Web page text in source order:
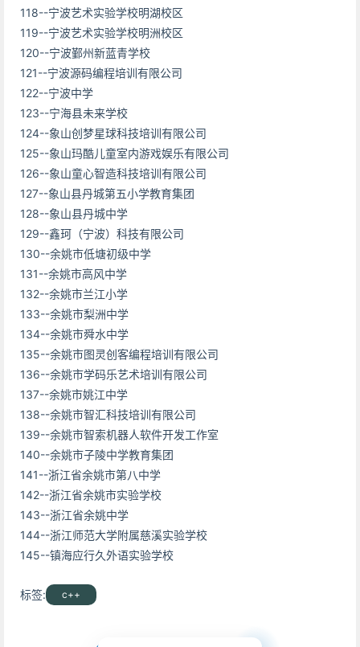
118--宁波艺术实验学校明湖校区
119--宁波艺术实验学校明洲校区
120--宁波鄞州新蓝青学校
121--宁波源码编程培训有限公司
122--宁波中学
123--宁海县未来学校
124--象山创梦星球科技培训有限公司
125--象山玛酷儿童室内游戏娱乐有限公司
126--象山童心智造科技培训有限公司
127--象山县丹城第五小学教育集团
128--象山县丹城中学
129--鑫珂（宁波）科技有限公司
130--余姚市低塘初级中学
131--余姚市高风中学
132--余姚市兰江小学
133--余姚市梨洲中学
134--余姚市舜水中学
135--余姚市图灵创客编程培训有限公司
136--余姚市学码乐艺术培训有限公司
137--余姚市姚江中学
138--余姚市智汇科技培训有限公司
139--余姚市智索机器人软件开发工作室
140--余姚市子陵中学教育集团
141--浙江省余姚市第八中学
142--浙江省余姚市实验学校
143--浙江省余姚中学
144--浙江师范大学附属慈溪实验学校
145--镇海应行久外语实验学校
标签: c++